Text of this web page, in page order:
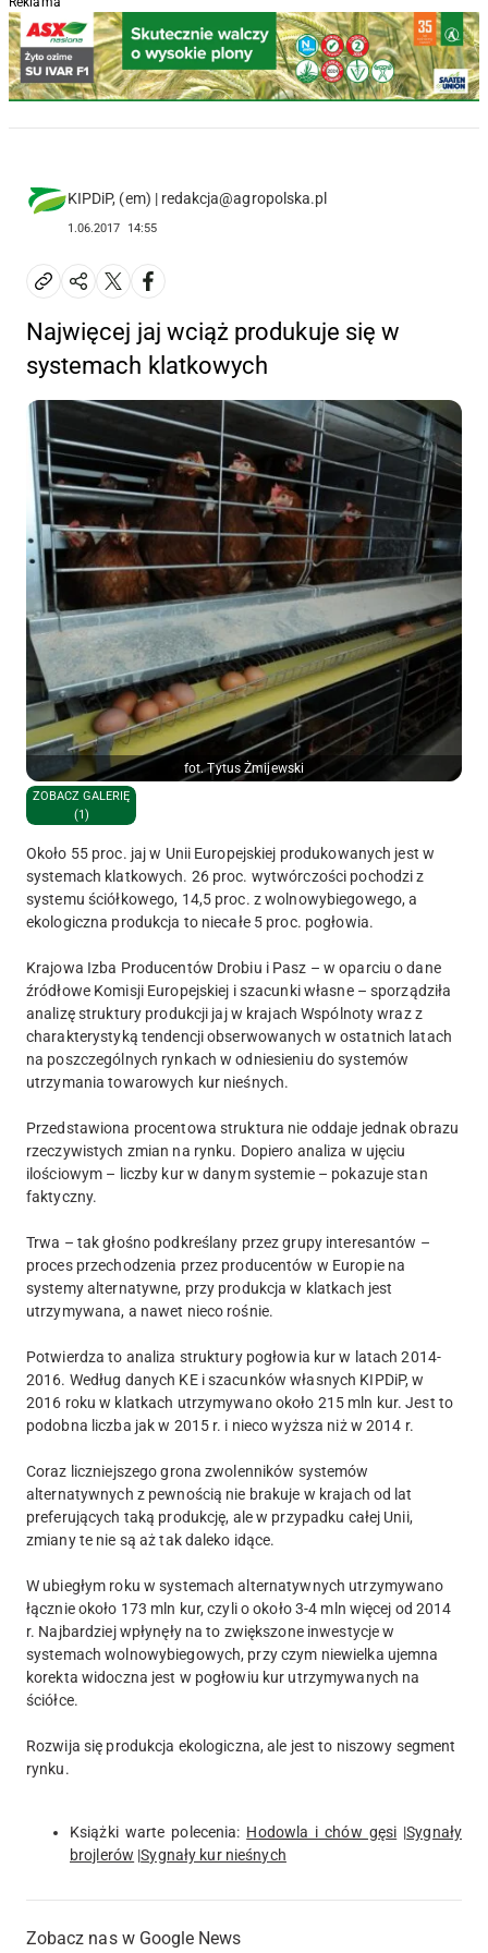
KIPDiP, (em) | redakcja@agropolska.pl
1.06.2017 14:55
Najwięcej jaj wciąż produkuje się w
systemach klatkowych
fot. Tytus Żmijewski
ZOBACZ GALERIĘ
(1)
Około 55 proc. jaj w Unii Europejskiej produkowanych jest w
systemach klatkowych. 26 proc. wytwórczości pochodzi z
systemu ściółkowego, 14,5 proc. z wolnowybiegowego, a
ekologiczna produkcja to niecałe 5 proc. pogłowia.
Krajowa Izba Producentów Drobiu i Pasz – w oparciu o dane
źródłowe Komisji Europejskiej i szacunki własne – sporządziła
analizę struktury produkcji jaj w krajach Wspólnoty wraz z
charakterystyką tendencji obserwowanych w ostatnich latach
na poszczególnych rynkach w odniesieniu do systemów
utrzymania towarowych kur nieśnych.
Przedstawiona procentowa struktura nie oddaje jednak obrazu
rzeczywistych zmian na rynku. Dopiero analiza w ujęciu
ilościowym – liczby kur w danym systemie – pokazuje stan
faktyczny.
Trwa – tak głośno podkreślany przez grupy interesantów –
proces przechodzenia przez producentów w Europie na
systemy alternatywne, przy produkcja w klatkach jest
utrzymywana, a nawet nieco rośnie.
Potwierdza to analiza struktury pogłowia kur w latach 2014-
2016. Według danych KE i szacunków własnych KIPDiP, w
2016 roku w klatkach utrzymywano około 215 mln kur. Jest to
podobna liczba jak w 2015 r. i nieco wyższa niż w 2014 r.
Coraz liczniejszego grona zwolenników systemów
alternatywnych z pewnością nie brakuje w krajach od lat
preferujących taką produkcję, ale w przypadku całej Unii,
zmiany te nie są aż tak daleko idące.
W ubiegłym roku w systemach alternatywnych utrzymywano
łącznie około 173 mln kur, czyli o około 3-4 mln więcej od 2014
r. Najbardziej wpłynęły na to zwiększone inwestycje w
systemach wolnowybiegowych, przy czym niewielka ujemna
korekta widoczna jest w pogłowiu kur utrzymywanych na
ściółce.
Rozwija się produkcja ekologiczna, ale jest to niszowy segment
rynku.
Książki warte polecenia: Hodowla i chów gęsi |Sygnały
brojlerów |Sygnały kur nieśnych
Zobacz nas w Google News